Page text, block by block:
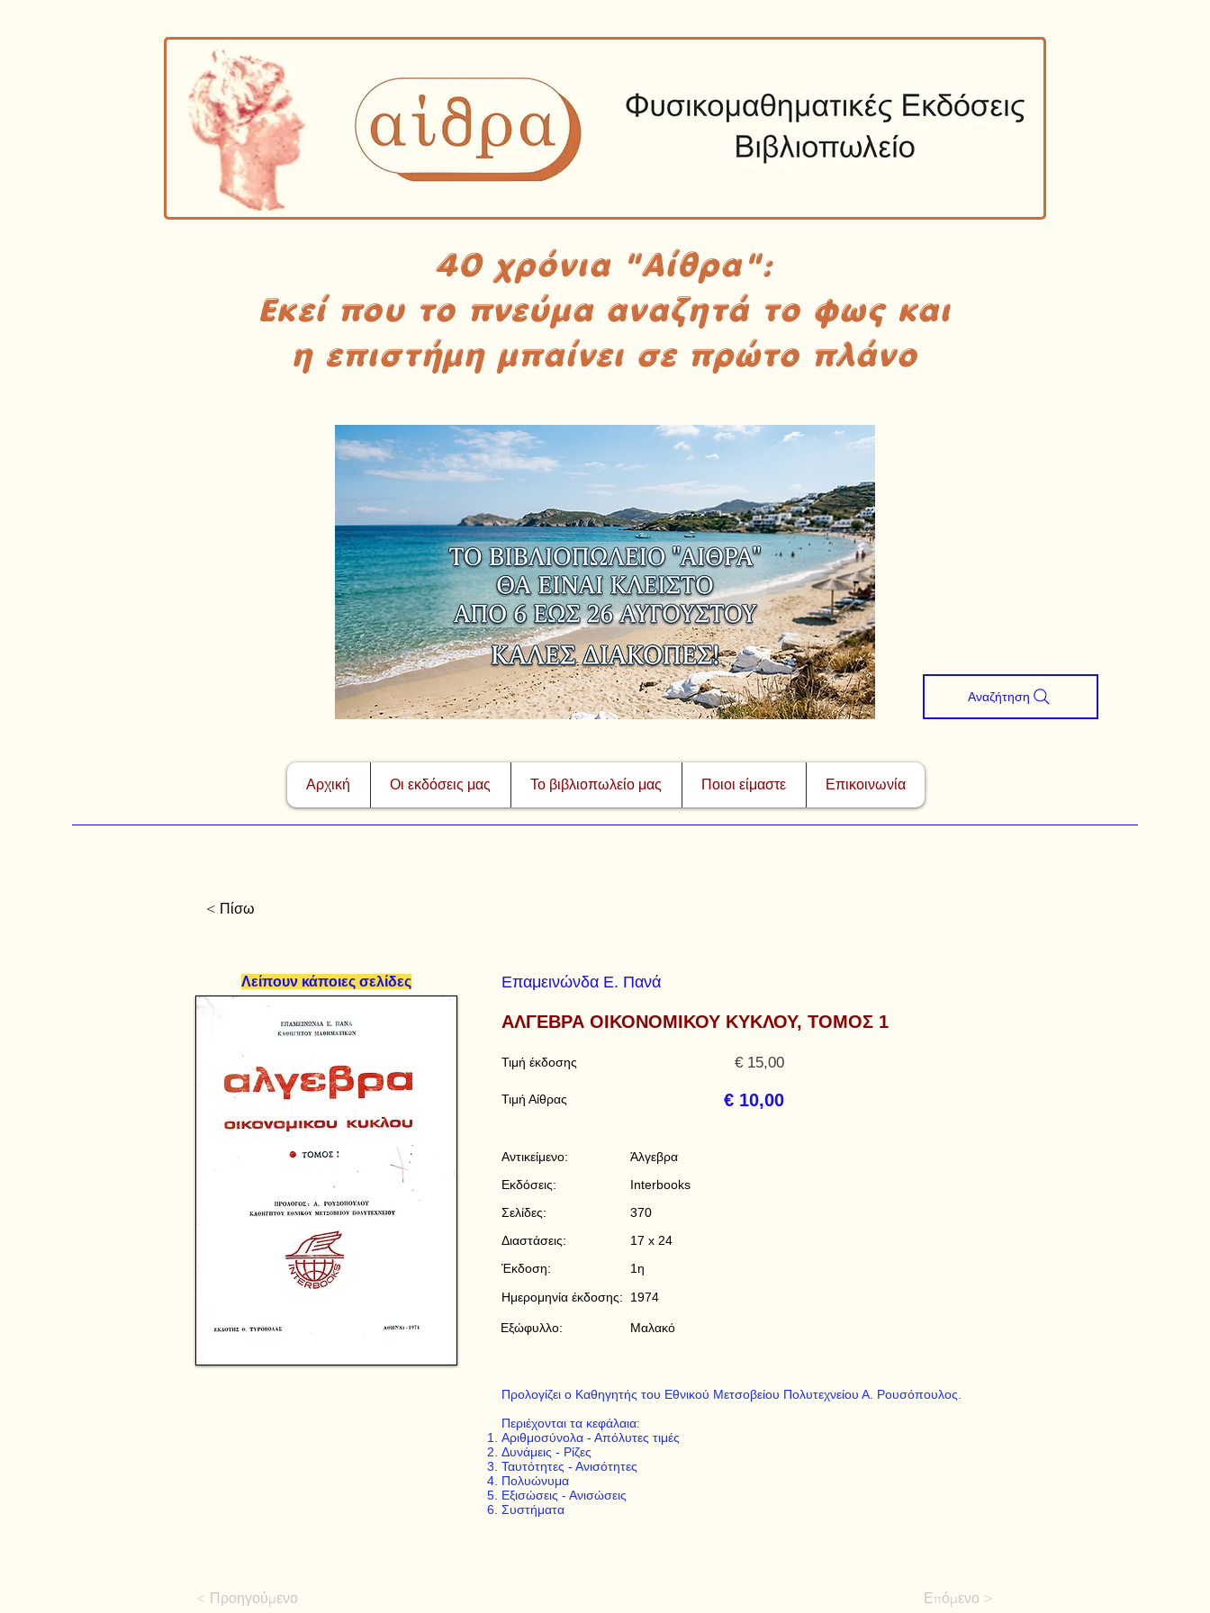
40 χρόνια "Αίθρα":
Εκεί που το πνεύμα αναζητά το φως και
η επιστήμη μπαίνει σε πρώτο πλάνο
Αρχική Οι εκδόσεις μας Το βιβλιοπωλείο μας Ποιοι είμαστε Επικοινωνία
Αναζήτηση
< Πίσω
Λείπουν κάποιες σελίδες Επαμεινώνδα Ε. Πανά
ΑΛΓΕΒΡΑ ΟΙΚΟΝΟΜΙΚΟΥ ΚΥΚΛΟΥ, ΤΟΜΟΣ 1
Τιμή έκδοσης
Τιμή Αίθρας
€ 15,00
€ 10,00
Αντικείμενο:
Άλγεβρα
Εκδόσεις:
Interbooks
Σελίδες:
370
Διαστάσεις:
17 x 24
Έκδοση:
1η
Ημερομηνία έκδοσης:
1974
Μαλακό
Εξώφυλλο:
Προλογίζει ο Καθηγητής του Εθνικού Μετσοβείου Πολυτεχνείου Α. Ρουσόπουλος.
Περιέχονται τα κεφάλαια:
Αριθμοσύνολα - Απόλυτες τιμές
Δυνάμεις - Ρίζες
Ταυτότητες - Ανισότητες
Πολυώνυμα
Εξισώσεις - Ανισώσεις
Συστήματα
< Προηγούμενο Επόμενο >